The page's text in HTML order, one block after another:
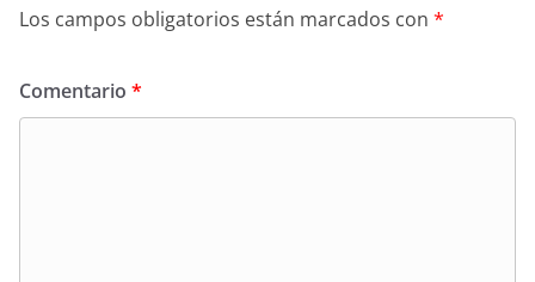
Los campos obligatorios están marcados con *
Comentario *